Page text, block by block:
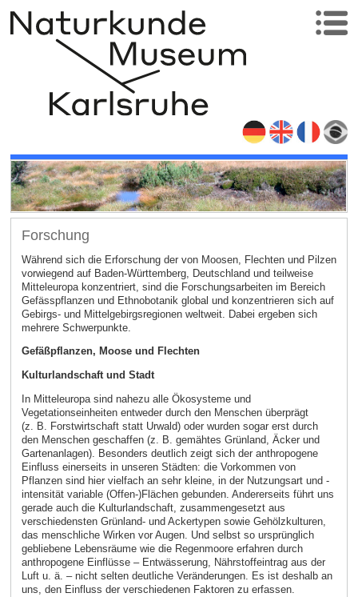
Forschung
Während sich die Erforschung der von Moosen, Flechten und Pilzen
vorwiegend auf Baden-Württemberg, Deutschland und teilweise
Mitteleuropa konzentriert, sind die Forschungsarbeiten im Bereich
Gefässpflanzen und Ethnobotanik global und konzentrieren sich auf
Gebirgs- und Mittelgebirgsregionen weltweit. Dabei ergeben sich
mehrere Schwerpunkte.
Gefäßpflanzen, Moose und Flechten
Kulturlandschaft und Stadt
In Mitteleuropa sind nahezu alle Ökosysteme und
Vegetationseinheiten entweder durch den Menschen überprägt
(z. B. Forstwirtschaft statt Urwald) oder wurden sogar erst durch
den Menschen geschaffen (z. B. gemähtes Grünland, Äcker und
Gartenanlagen). Besonders deutlich zeigt sich der anthropogene
Einfluss einerseits in unseren Städten: die Vorkommen von
Pflanzen sind hier vielfach an sehr kleine, in der Nutzungsart und -
intensität variable (Offen-)Flächen gebunden. Andererseits führt uns
gerade auch die Kulturlandschaft, zusammengesetzt aus
verschiedensten Grünland- und Ackertypen sowie Gehölzkulturen,
das menschliche Wirken vor Augen. Und selbst so ursprünglich
gebliebene Lebensräume wie die Regenmoore erfahren durch
anthropogene Einflüsse – Entwässerung, Nährstoffeintrag aus der
Luft u. ä. – nicht selten deutliche Veränderungen. Es ist deshalb an
uns, den Einfluss der verschiedenen Faktoren zu erfassen.